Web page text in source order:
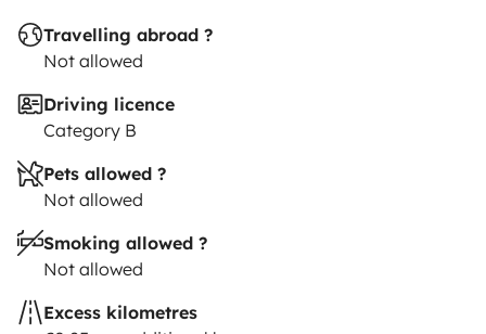
Travelling abroad ?
Not allowed
Driving licence
Category B
Pets allowed ?
Not allowed
Smoking allowed ?
Not allowed
Excess kilometres